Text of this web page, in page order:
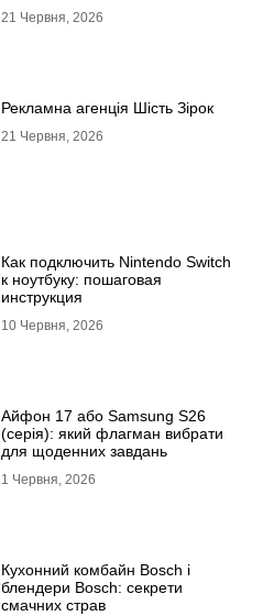
21 Червня, 2026
Рекламна агенція Шість Зірок
21 Червня, 2026
Как подключить Nintendo Switch
к ноутбуку: пошаговая
инструкция
10 Червня, 2026
Айфон 17 або Samsung S26
(серія): який флагман вибрати
для щоденних завдань
1 Червня, 2026
Кухонний комбайн Bosch і
блендери Bosch: секрети
смачних страв